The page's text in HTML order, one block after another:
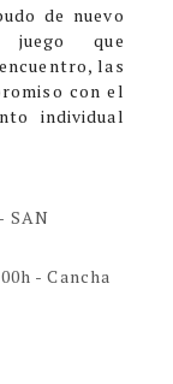
de nuevo
que
las
con el
individual
SAN
- Cancha